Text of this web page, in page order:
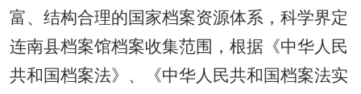
富、结构合理的国家档案资源体系，科学界定
连南县档案馆档案收集范围，根据《中华人民
共和国档案法》、《中华人民共和国档案法实